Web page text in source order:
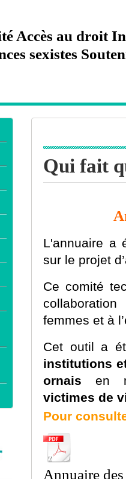
Accès au droit
sexistes
Qui fait
L'annuaire a
sur le projet
Ce comité
femmes et à
Cet outil a
institutions
ornais
en
victimes de
Pour
Annuaire